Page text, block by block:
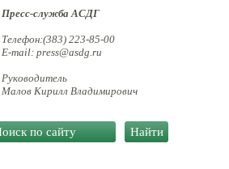
Пресс-служба АСДГ
Телефон:(383) 223-85-00
E-mail: press@asdg.ru
Руководитель
Малов Кирилл Владимирович